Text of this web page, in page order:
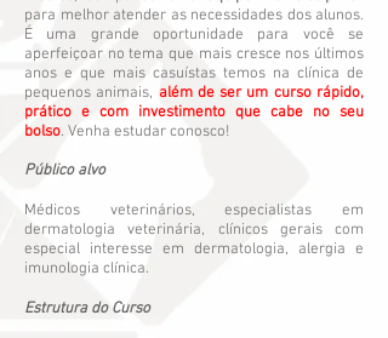
para melhor atender as necessidades dos alunos.
É uma grande oportunidade para você se
aperfeiçoar no tema que mais cresce nos últimos
anos e que mais casuístas temos na clínica de
pequenos animais, além de ser um curso rápido,
prático e com investimento que cabe no seu
bolso. Venha estudar conosco!
Público alvo
Médicos veterinários, especialistas em
dermatologia veterinária, clínicos gerais com
especial interesse em dermatologia, alergia e
imunologia clínica.
Estrutura do Curso